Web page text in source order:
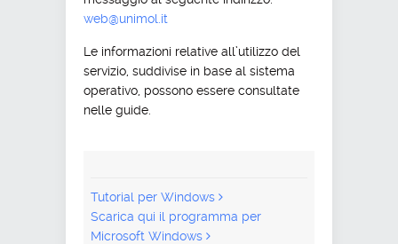
web@unimol.it
Le informazioni relative all’utilizzo del
servizio, suddivise in base al sistema
operativo, possono essere consultate
nelle guide.
Tutorial per Windows
Scarica qui il programma per
Microsoft Windows